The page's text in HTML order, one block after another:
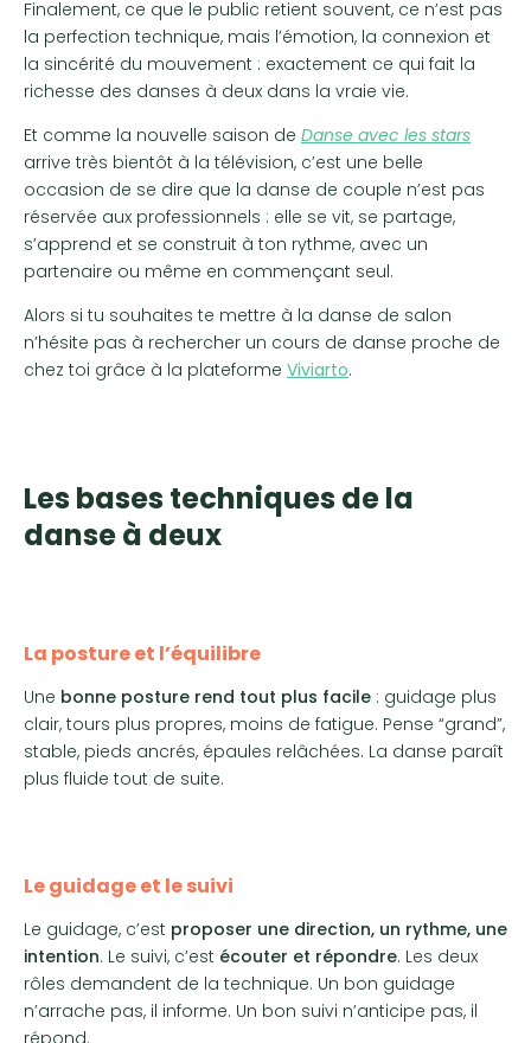
Finalement, ce que le public retient souvent, ce n’est pas
la perfection technique, mais l’émotion, la connexion et
la sincérité du mouvement : exactement ce qui fait la
richesse des danses à deux dans la vraie vie.
Et comme la nouvelle saison de Danse avec les stars
arrive très bientôt à la télévision, c’est une belle
occasion de se dire que la danse de couple n’est pas
réservée aux professionnels : elle se vit, se partage,
s’apprend et se construit à ton rythme, avec un
partenaire ou même en commençant seul.
Alors si tu souhaites te mettre à la danse de salon
n’hésite pas à rechercher un cours de danse proche de
chez toi grâce à la plateforme Viviarto.
Les bases techniques de la
danse à deux
La posture et l’équilibre
Une bonne posture rend tout plus facile : guidage plus
clair, tours plus propres, moins de fatigue. Pense “grand”,
stable, pieds ancrés, épaules relâchées. La danse paraît
plus fluide tout de suite.
Le guidage et le suivi
Le guidage, c’est proposer une direction, un rythme, une
intention. Le suivi, c’est écouter et répondre. Les deux
rôles demandent de la technique. Un bon guidage
n’arrache pas, il informe. Un bon suivi n’anticipe pas, il